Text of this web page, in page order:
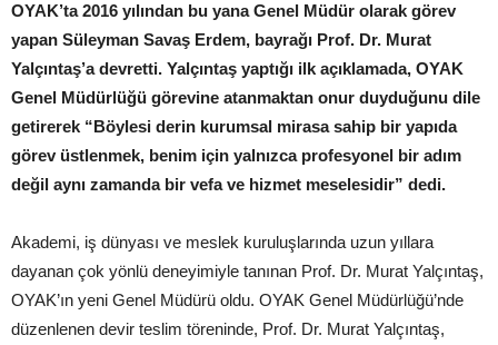
OYAK’ta 2016 yılından bu yana Genel Müdür olarak görev
yapan Süleyman Savaş Erdem, bayrağı Prof. Dr. Murat
Yalçıntaş’a devretti. Yalçıntaş yaptığı ilk açıklamada, OYAK
Genel Müdürlüğü görevine atanmaktan onur duyduğunu dile
getirerek “Böylesi derin kurumsal mirasa sahip bir yapıda
görev üstlenmek, benim için yalnızca profesyonel bir adım
değil aynı zamanda bir vefa ve hizmet meselesidir” dedi.
Akademi, iş dünyası ve meslek kuruluşlarında uzun yıllara
dayanan çok yönlü deneyimiyle tanınan Prof. Dr. Murat Yalçıntaş,
OYAK’ın yeni Genel Müdürü oldu. OYAK Genel Müdürlüğü’nde
düzenlenen devir teslim töreninde, Prof. Dr. Murat Yalçıntaş,